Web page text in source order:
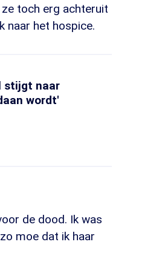
ze toch erg achteruit
naar het hospice.
stijgt naar
wordt'
de dood. Ik was
moe dat ik haar